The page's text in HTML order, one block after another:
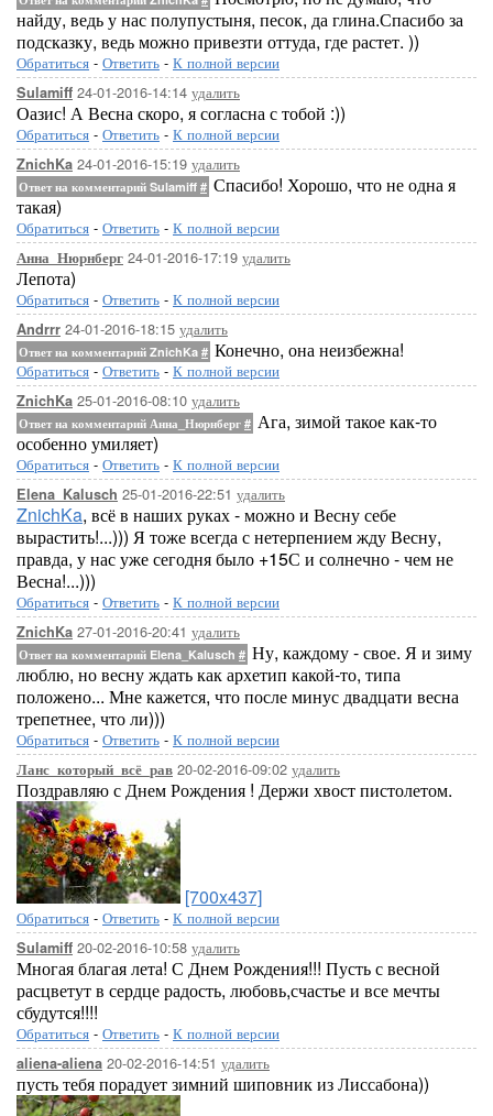
найду, ведь у нас полупустыня, песок, да глина.Спасибо за
подсказку, ведь можно привезти оттуда, где растет. ))
Обратиться - Ответить - К полной версии
Sulamiff 24-01-2016-14:14 удалить
Оазис! А Весна скоро, я согласна с тобой :))
Обратиться - Ответить - К полной версии
ZnichKa 24-01-2016-15:19 удалить
Ответ на комментарий Sulamiff # Спасибо! Хорошо, что не одна я
такая)
Обратиться - Ответить - К полной версии
Анна_Нюрнберг 24-01-2016-17:19 удалить
Лепота)
Обратиться - Ответить - К полной версии
Andrrr 24-01-2016-18:15 удалить
Ответ на комментарий ZnichKa # Конечно, она неизбежна!
Обратиться - Ответить - К полной версии
ZnichKa 25-01-2016-08:10 удалить
Ответ на комментарий Анна_Нюрнберг # Ага, зимой такое как-то
особенно умиляет)
Обратиться - Ответить - К полной версии
Elena_Kalusch 25-01-2016-22:51 удалить
ZnichKa, всё в наших руках - можно и Весну себе
вырастить!...))) Я тоже всегда с нетерпением жду Весну,
правда, у нас уже сегодня было +15С и солнечно - чем не
Весна!...)))
Обратиться - Ответить - К полной версии
ZnichKa 27-01-2016-20:41 удалить
Ответ на комментарий Elena_Kalusch # Ну, каждому - свое. Я и зиму
люблю, но весну ждать как архетип какой-то, типа
положено... Мне кажется, что после минус двадцати весна
трепетнее, что ли)))
Обратиться - Ответить - К полной версии
Ланс_который_всё_рав 20-02-2016-09:02 удалить
Поздравляю с Днем Рождения ! Держи хвост пистолетом.
[700x437]
Обратиться - Ответить - К полной версии
Sulamiff 20-02-2016-10:58 удалить
Многая благая лета! С Днем Рождения!!! Пусть с весной
расцветут в сердце радость, любовь,счастье и все мечты
сбудутся!!!!
Обратиться - Ответить - К полной версии
aliena-aliena 20-02-2016-14:51 удалить
пусть тебя порадует зимний шиповник из Лиссабона))